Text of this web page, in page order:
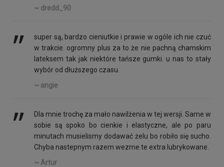
~ dredd_90
’’
super są, bardzo cieniutkie i prawie w ogóle ich nie czuć
w trakcie. ogromny plus za to że nie pachną chamskim
lateksem tak jak niektóre tańsze gumki. u nas to stały
wybór od dłuższego czasu.
~ angie
’’
Dla mnie trochę za mało nawilżenia w tej wersji. Same w
sobie są spoko bo cienkie i elastyczne, ale po paru
minutach musielismy dodawać żelu bo robiło się sucho.
Chyba nastepnym razem wezme te extra lubrykowane.
~ Artur